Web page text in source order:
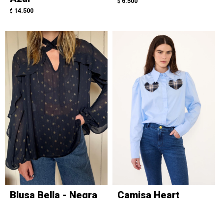
$ 14.500
Blusa Bella - Negra Camisa Heart